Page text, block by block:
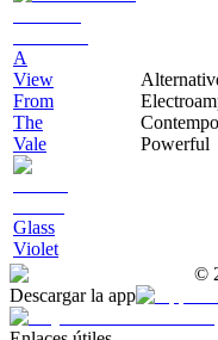
A
View
From
The
Vale
Glass
Violet
Powerful
©
Descargar la app